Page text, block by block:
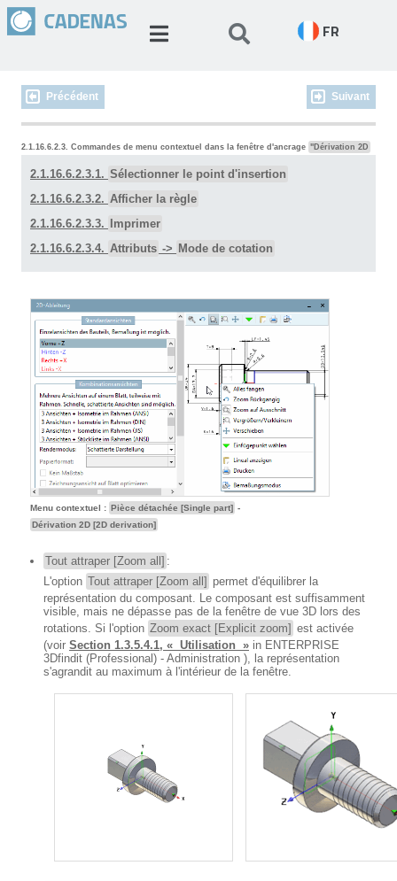
FR
Précédent Suivant
2.1.16.6.2.3. Commandes de menu contextuel dans la fenêtre d'ancrage "Dérivation 2D
2.1.16.6.2.3.1. Sélectionner le point d'insertion
2.1.16.6.2.3.2. Afficher la règle
2.1.16.6.2.3.3.
Imprimer
2.1.16.6.2.3.4. Attributs -> Mode de cotation
Menu contextuel : Pièce détachée [Single part] -
Dérivation 2D [2D derivation]
Tout attraper [Zoom all] :
L'option Tout attraper [Zoom all] permet d'équilibrer la
représentation du composant. Le composant est suffisamment
visible, mais ne dépasse pas de la fenêtre de vue 3D lors des
rotations. Si l'option Zoom exact [Explicit zoom] est activée
(voir Section 1.3.5.4.1, « Utilisation » in ENTERPRISE
3Dfindit (Professional) - Administration ), la représentation
s'agrandit au maximum à l'intérieur de la fenêtre.